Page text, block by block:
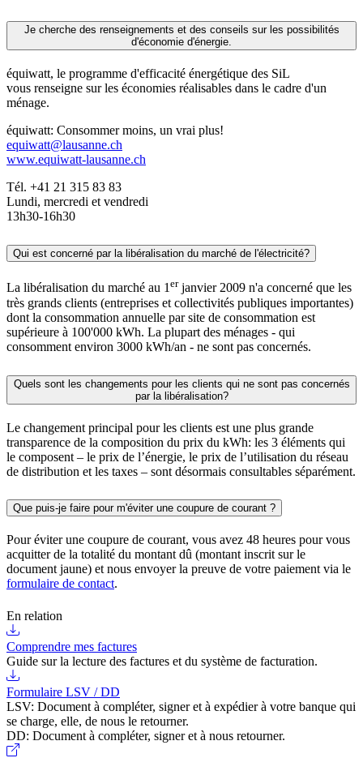
Je cherche des renseignements et des conseils sur les possibilités
d'économie d'énergie.
équiwatt, le programme d'efficacité énergétique des SiL
vous renseigne sur les économies réalisables dans le cadre d'un
ménage.
équiwatt: Consommer moins, un vrai plus!
equiwatt@lausanne.ch
www.equiwatt-lausanne.ch
Tél. +41 21 315 83 83
Lundi, mercredi et vendredi
13h30-16h30
Qui est concerné par la libéralisation du marché de l'électricité?
La libéralisation du marché au 1erjanvier 2009 n'a concerné que les
très grands clients (entreprises et collectivités publiques importantes)
dont la consommation annuelle par site de consommation est
supérieure à 100'000 kWh. La plupart des ménages - qui
consomment environ 3000 kWh/an - ne sont pas concernés.
Quels sont les changements pour les clients qui ne sont pas concernés
par la libéralisation?
Le changement principal pour les clients est une plus grande
transparence de la composition du prix du kWh: les 3 éléments qui
le composent – le prix de l’énergie, le prix de l’utilisation du réseau
de distribution et les taxes – sont désormais consultables séparément.
Que puis-je faire pour m'éviter une coupure de courant ?
Pour éviter une coupure de courant, vous avez 48 heures pour vous
acquitter de la totalité du montant dû (montant inscrit sur le
document jaune) et nous envoyer la preuve de votre paiement via le
formulaire de contact.
En relation
Comprendre mes factures
Guide sur la lecture des factures et du système de facturation.
Formulaire LSV / DD
LSV: Document à compléter, signer et à expédier à votre banque qui
se charge, elle, de nous le retourner.
DD: Document à compléter, signer et à nous retourner.